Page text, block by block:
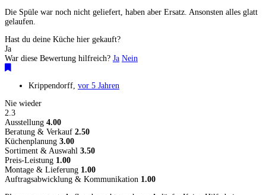
Die Spüle war noch nicht geliefert, haben aber Ersatz. Ansonsten alles glatt
gelaufen.
Hast du deine Küche hier gekauft?
Ja
War diese Bewertung hilfreich? Ja Nein
Krippendorff, vor 5 Jahren
Nie wieder
2.3
Ausstellung 4.00
Beratung & Verkauf 2.50
Küchenplanung 3.00
Sortiment & Auswahl 3.50
Preis-Leistung 1.00
Montage & Lieferung 1.00
Auftragsabwicklung & Kommunikation 1.00